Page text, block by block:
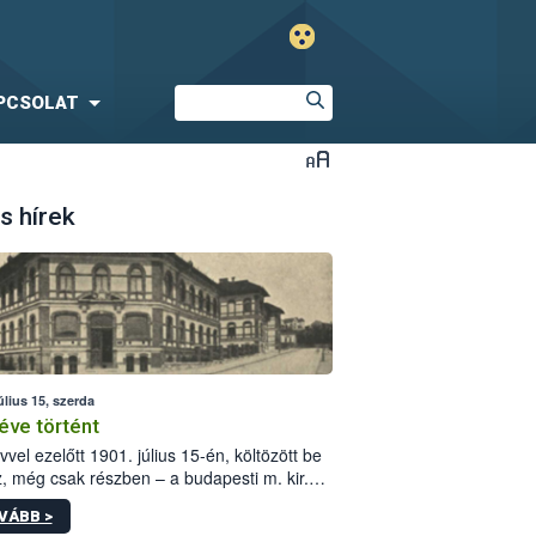
hírek
15, szerda
történt
ezelőtt 1901. július 15-én, költözött be
még csak részben – a budapesti m. kir.
állomás a Kis Rókus utca
alatti, Czigler Győző által tervezett új
>